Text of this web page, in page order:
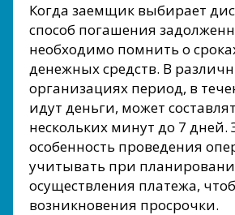
Когда заемщик выбирает
способ погашения
необходимо помнить о
денежных средств. В
организациях период, в
идут деньги, может
нескольких минут до 7 дней.
особенность проведения
учитывать при
осуществления платежа,
возникновения просрочки.